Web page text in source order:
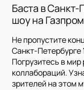
Баста в
шоу на
Не пропустите
Санкт-Петербурге
Погрузитесь в
коллабораций.
зрителей на этом